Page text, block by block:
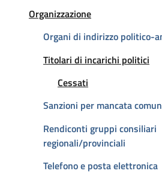
Organizzazione
Attivo
Organi di indirizzo politico-
Titolari di incarichi politici
Attivo
Cessati
Sanzioni per mancata
Rendiconti gruppi consiliari
regionali/provinciali
Telefono e posta elettronica